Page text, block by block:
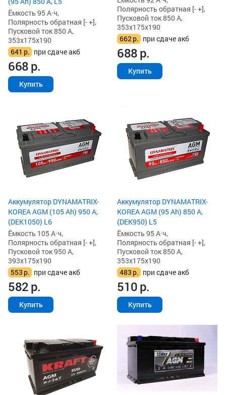
Ёмкость 95 А·ч,
Полярность обратная [- +],
Пусковой ток 850 А,
353x175x190
641 р. при сдаче акб
668р.
Купить
Полярность обратная [- +],
Пусковой ток 850 А,
353x175x190
662р. при сдаче акб
688р.
Купить
Аккумулятор DYNAMATRIX-
KOREA AGM (105 Ah) 950 А,
(DEK1050) L6
Ёмкость 105 А·ч,
Полярность обратная [- +],
Пусковой ток 950 А,
393x175x190
553р. при сдаче акб
582р.
Купить
Аккумулятор DYNAMATRIX-
KOREA AGM (95 Ah) 850 А,
(DEK950) L5
Ёмкость 95 А·ч,
Полярность обратная [- +],
Пусковой ток 850 А,
353x175x190
483р. при сдаче акб
510р.
Купить